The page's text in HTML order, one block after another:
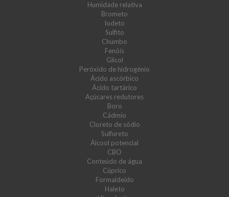
Humidade relativa
Brometo
Iodeto
Sulfito
Chumbo
Fenóis
Glicol
Peróxido de hidrogénio
Ácido ascórbico
Ácido tartárico
Açúcares redutores
Boro
Cádmio
Cloreto de sódio
Sulfureto
Álcool potencial
CBO
Conteúdo de água
Cúprico
Formaldeído
Haleto